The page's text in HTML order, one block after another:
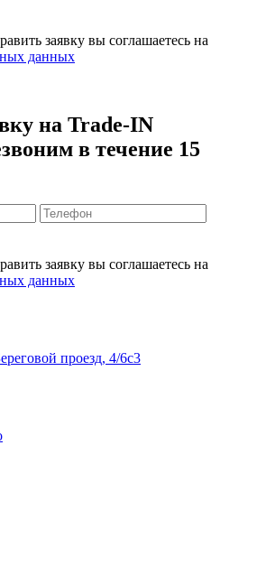
заявку вы соглашаетесь на
данных
на Trade-IN
в течение 15
заявку вы соглашаетесь на
данных
проезд, 4/6с3